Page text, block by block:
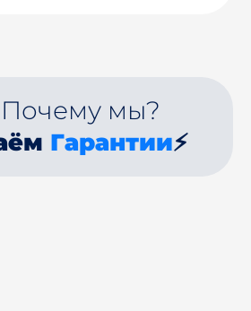
Почему мы?
Гарантии⚡